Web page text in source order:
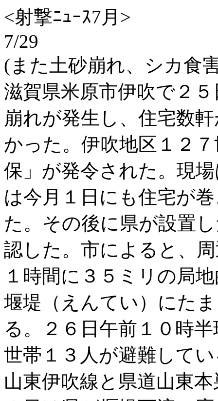
<射撃ﾆｭｰｽ7月>
7/29
(また土砂崩れ、シカ食
滋賀県米原市伊吹で２
崩れが発生し、住宅数
かった。伊吹地区１２
保」が発令された。現
は今月１日にも住宅が
た。その後に県が設置
認した。市によると、
１時間に３５ミリの局
堰堤（えんてい）にた
る。２６日午前１０時
世帯１３人が避難して
山東伊吹線と県道山東